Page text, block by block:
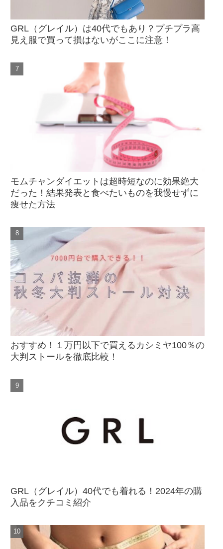
GRL（グレイル）は40代でもあり？プチプラ高
見え服で買って損はないがここに注意！
モムチャンダイエットは超時短なのに効果絶大
だった！結果発表と食べたいものを我慢せずに
痩せた方法
おすすめ！１万円以下で買えるカシミヤ100％の
大判ストールを徹底比較！
GRL（グレイル）40代でも着れる！2024年の購
入品をクチコミ紹介